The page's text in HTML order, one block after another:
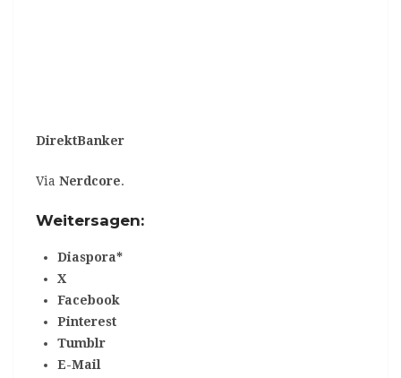
DirektBanker
Via Nerdcore.
Weitersagen:
Diaspora*
X
Facebook
Pinterest
Tumblr
E-Mail